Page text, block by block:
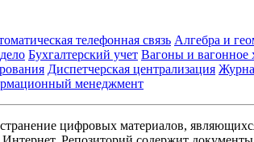
телефонная связь Алгебра и
Бухгалтерский учет Вагоны и вагонное
Диспетчерская централизация
менеджмент
цифровых материалов,